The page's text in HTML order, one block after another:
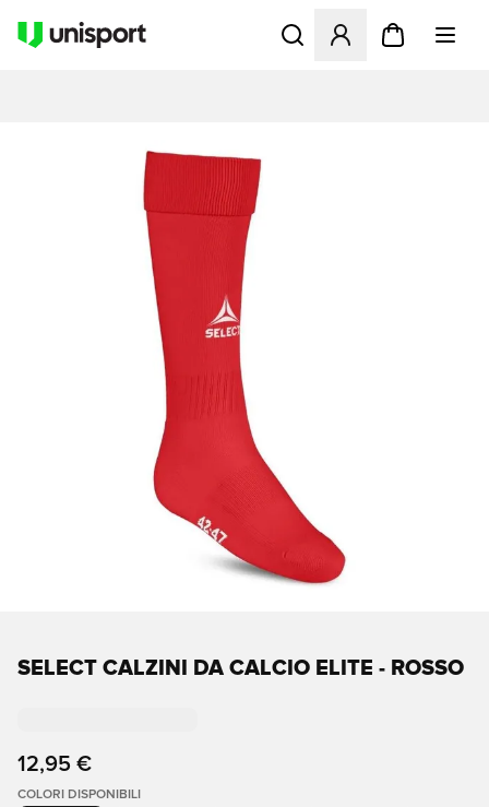
Apre una finestra modale
SELECT CALZINI DA CALCIO ELITE - ROSSO
12,95 €
COLORI DISPONIBILI